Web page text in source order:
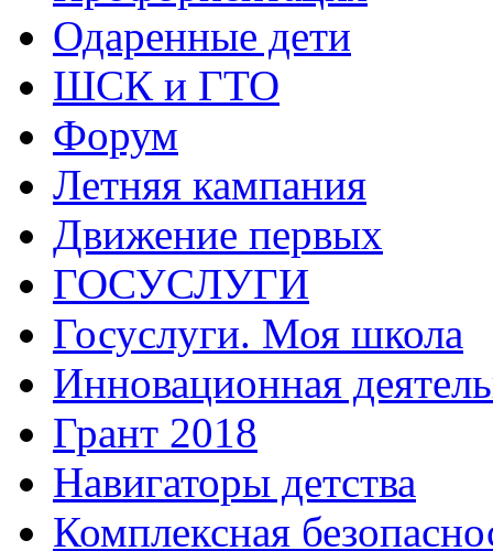
Одаренные дети
ШСК и ГТО
Форум
Летняя кампания
Движение первых
ГОСУСЛУГИ
Госуслуги. Моя школа
Инновационная
Грант 2018
Навигаторы детства
Комплексная